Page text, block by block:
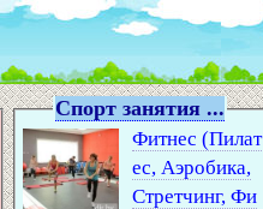
Спорт занятия ...
Фитнес (Пилат
ес, Аэробика,
Стретчинг, Фи